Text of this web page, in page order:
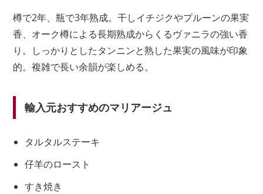
樽で2年、瓶で3年熟成。干しイチジクやプルーンの果実
香、オーク樽による長期熟成からくるヴァニラの強い香
り。しっかりとしたタンニンと熟した果実の風味が印象
的。複雑で長い余韻が楽しめる。
輸入元おすすめのマリアージュ
タルタルステーキ
仔羊のロースト
すき焼き